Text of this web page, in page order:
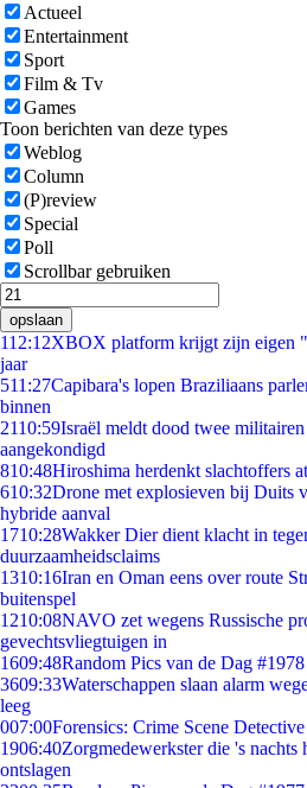
Actueel
Entertainment
Sport
Film & Tv
Games
Toon berichten van deze types
Weblog
Column
(P)review
Special
Poll
Scrollbar gebruiken
opslaan
112:12XBOX platform krijgt zijn eigen
jaar
511:27Capibara's lopen Braziliaans
binnen
2110:59Israël meldt dood twee
aangekondigd
810:48Hiroshima herdenkt slachtoffers
610:32Drone met explosieven bij Duits
hybride aanval
1710:28Wakker Dier dient klacht in
duurzaamheidsclaims
1310:16Iran en Oman eens over route
buitenspel
1210:08NAVO zet wegens Russische
gevechtsvliegtuigen in
1609:48Random Pics van de Dag #1978
3609:33Waterschappen slaan alarm
leeg
007:00Forensics: Crime Scene Detective
1906:40Zorgmedewerkster die 's nachts
ontslagen